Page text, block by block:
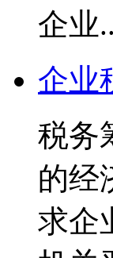
企业
企业
税务
的经
求企